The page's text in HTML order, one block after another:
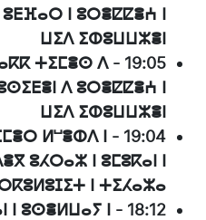
ⵏ ⵓⵔⴻⵇⵇⴻⵄ ⵏ
ⵡⵉⴷ ⵉⵀⵓⵡⵡⵣⴻⵏ
19:05
-
ⵜⵉⵎⴻⵙ ⴷ
ⴷ ⵓⵔⴻⵇⵇⴻⵄ ⵏ
ⵡⵉⴷ ⵉⵀⵓⵡⵡⵣⴻⵏ
19:04
-
ⵍⵯⴻⵀⴷ ⵏ
ⵓⵃⵔⴰⵣ ⵏ ⵓⵎⵓⴽⴰⵏ ⵏ
ⵏ ⵜⵉⵃⴰⵣⴰ
18:12
-
ⵏ ⵓⵙⴻⵍⵡⴰⵢ ⵏ